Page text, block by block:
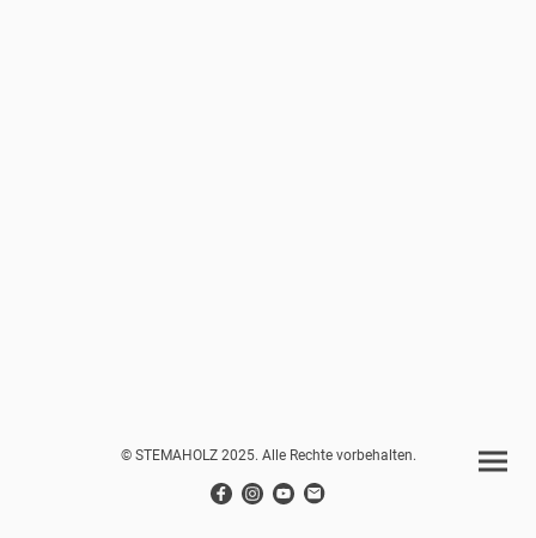
© STEMAHOLZ 2025. Alle Rechte vorbehalten.